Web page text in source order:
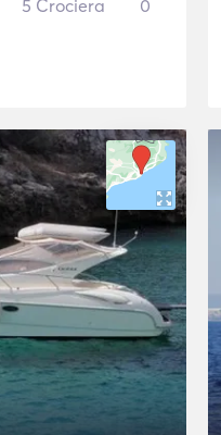
5 Crociera 0